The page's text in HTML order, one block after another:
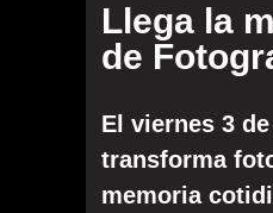
Llega la
de
El viernes 3
transforma
memoria